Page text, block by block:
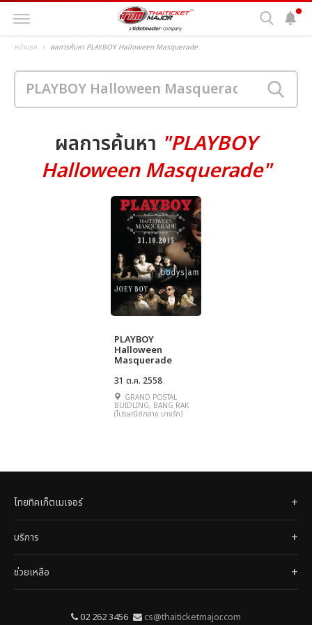
หน้าแรก ผลการค้นหา PLAYBOY Halloween Masquerade
ผลการค้นหา "PLAYBOY
Halloween Masquerade"
PLAYBOY
Halloween
Masquerade
31 ต.ค. 2558
GRAND POSTAL
BUIDLING, BANG RAK
(ไปรษณีย์กลาง บางรัก)
ไทยทิคเก็ตเมเจอร์
บริการ
ช่วยเหลือ
02 262 3456 cs@thaiticketmajor.com